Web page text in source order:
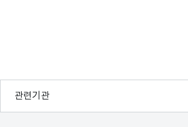
관련기관
행정안전부
한국지능정보사회진흥원